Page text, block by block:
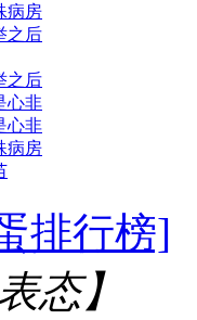
病房
之后
之后
心非
心非
病房
排行榜]
态】